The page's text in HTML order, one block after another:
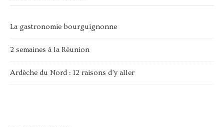
La gastronomie bourguignonne
2 semaines à la Réunion
Ardèche du Nord : 12 raisons d’y aller